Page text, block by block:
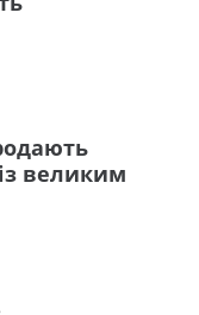
великим